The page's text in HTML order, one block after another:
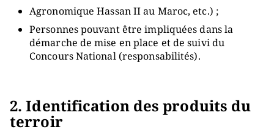
Agronomique Hassan II au Maroc, etc.) ;
Personnes pouvant être impliquées dans la
démarche de mise en place et de suivi du
Concours National (responsabilités).
2. Identification des produits du
terroir